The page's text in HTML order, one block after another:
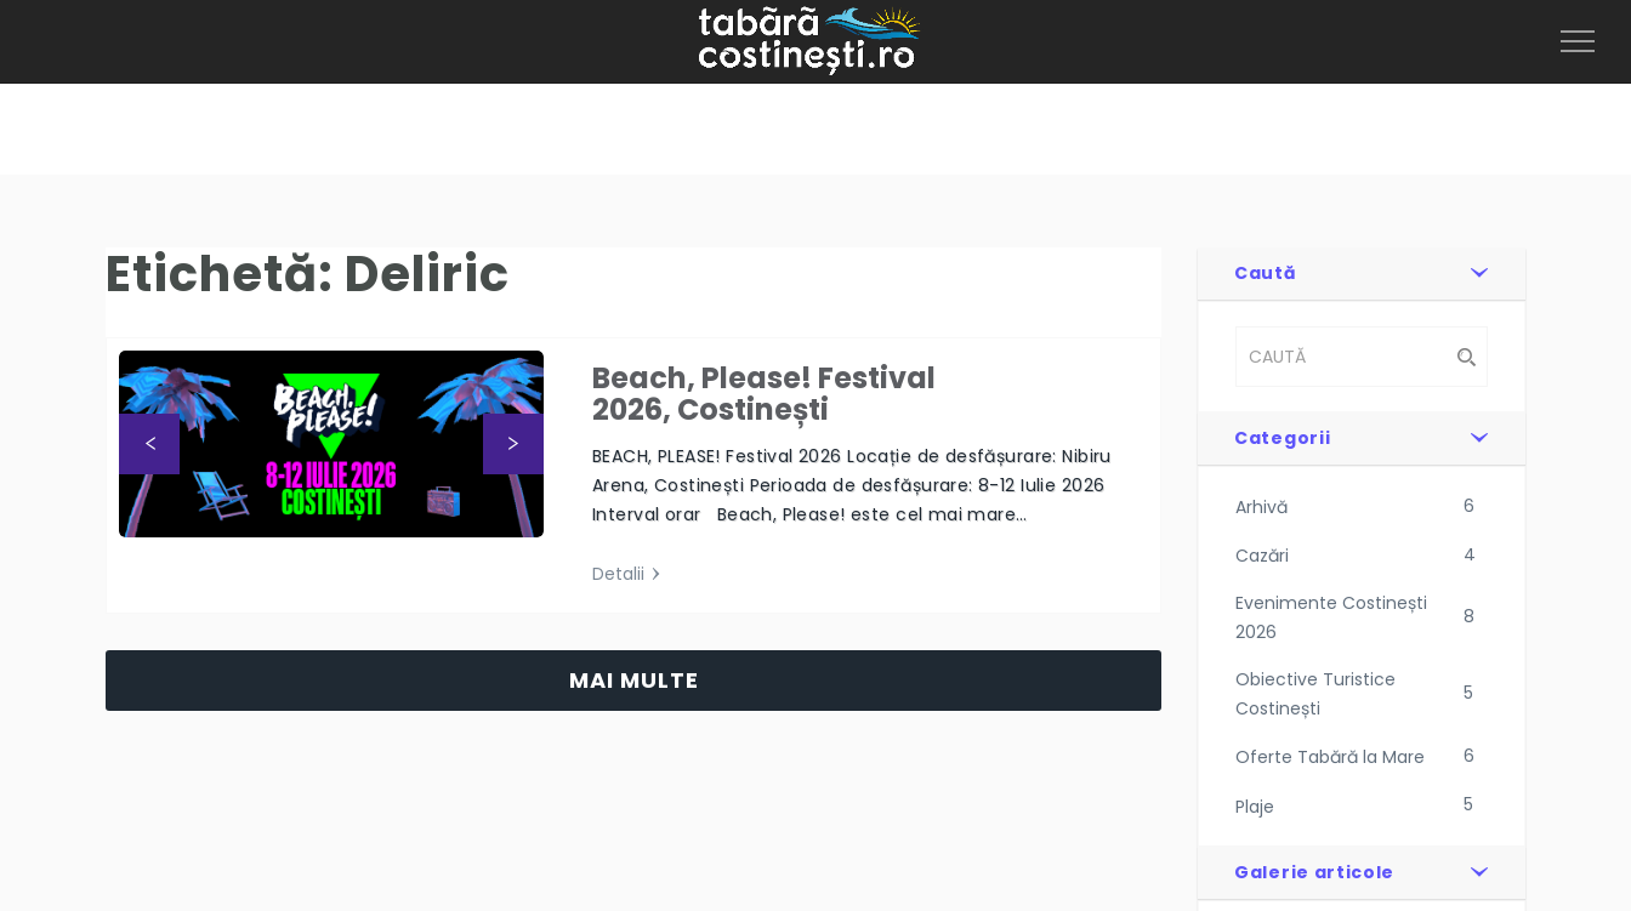
Toggle
Etichetă: Deliric
Next
Beach, Please! Festival
2026, Costinești
BEACH, PLEASE! Festival 2026 Locație de desfășurare: Nibiru
Arena, Costinești Perioada de desfășurare: 8-12 Iulie 2026
Interval orar Beach, Please! este cel mai mare…
Detalii
MAI MULTE
Caută
Categorii
Arhivă 6
Cazări 4
Evenimente Costinești
2026
8
Obiective Turistice
Costinești
5
Oferte Tabără la Mare 6
Plaje 5
Galerie articole